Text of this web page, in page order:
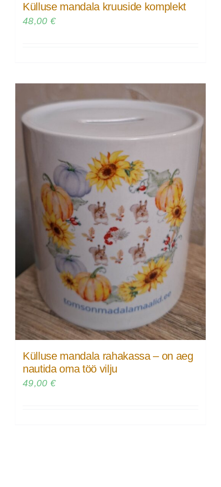
Külluse mandala kruuside komplekt
48,00 €
Külluse mandala rahakassa – on aeg
nautida oma töö vilju
49,00 €